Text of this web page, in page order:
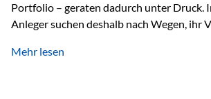
Portfolio – geraten dadurch unter Druck.
Anleger suchen deshalb nach Wegen, ihr
Unsicherheit abzusichern. Genau hier
Mehr lesen